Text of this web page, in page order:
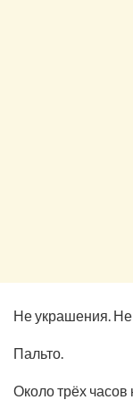
Не украшения. Не
Пальто.
Около трёх